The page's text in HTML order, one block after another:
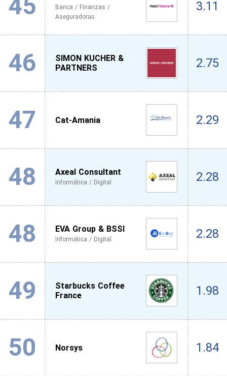
45
Banca / Finanzas /
Aseguradoras
3.11
46
SIMON KUCHER &
PARTNERS
2.75
47 Cat-Amania 2.29
48 Axeal Consultant
Informática / Digital 2.28
48 EVA Group & BSSI
Informática / Digital 2.28
49
Starbucks Coffee
France
1.98
50 Norsys 1.84